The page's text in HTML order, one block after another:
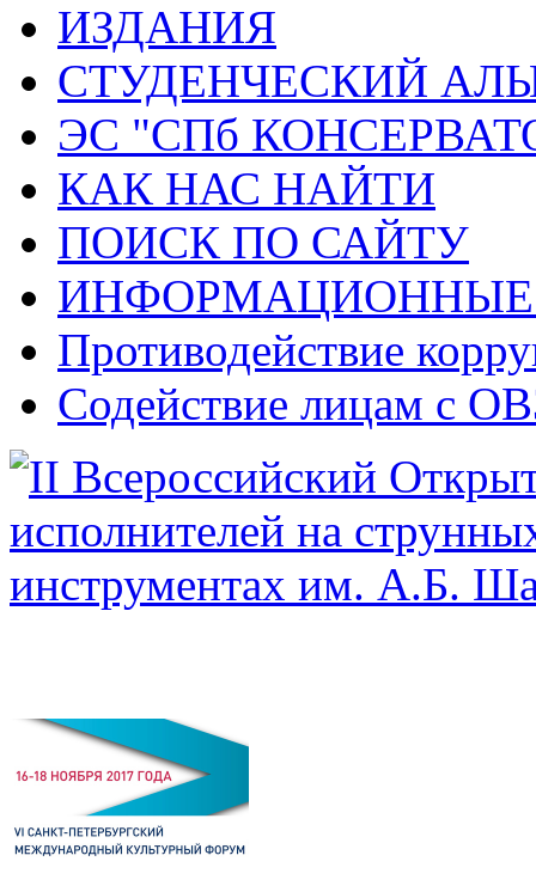
ИЗДАНИЯ
СТУДЕНЧЕСКИЙ
ЭС "СПб
КАК НАС НАЙТИ
ПОИСК ПО САЙТУ
ИНФОРМАЦИОННЫЕ
Противодействие
Содействие лицам с